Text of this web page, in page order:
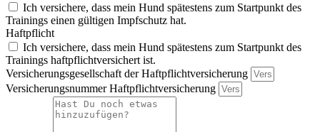
Ich versichere, dass mein Hund spätestens zum Startpunkt des
Trainings einen gültigen Impfschutz hat.
Haftpflicht
Ich versichere, dass mein Hund spätestens zum Startpunkt des
Trainings haftpflichtversichert ist.
Versicherungsgesellschaft der Haftpflichtversicherung
Versicherungsnummer Haftpflichtversicherung